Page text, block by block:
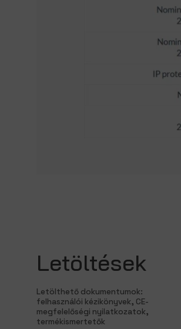
Letöltések
Letölthető dokumentumok:
felhasználói kézikönyvek, CE-
megfelelőségi nyilatkozatok,
termékismertetők